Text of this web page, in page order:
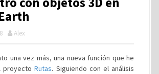
Alex
una vez más, una nueva función que he
proyectoRutas. Siguiendo con el análisis